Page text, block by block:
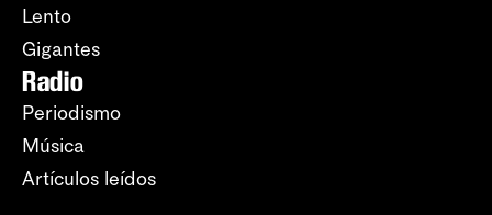
Lento
Gigantes
Radio
Periodismo
Música
Artículos leídos